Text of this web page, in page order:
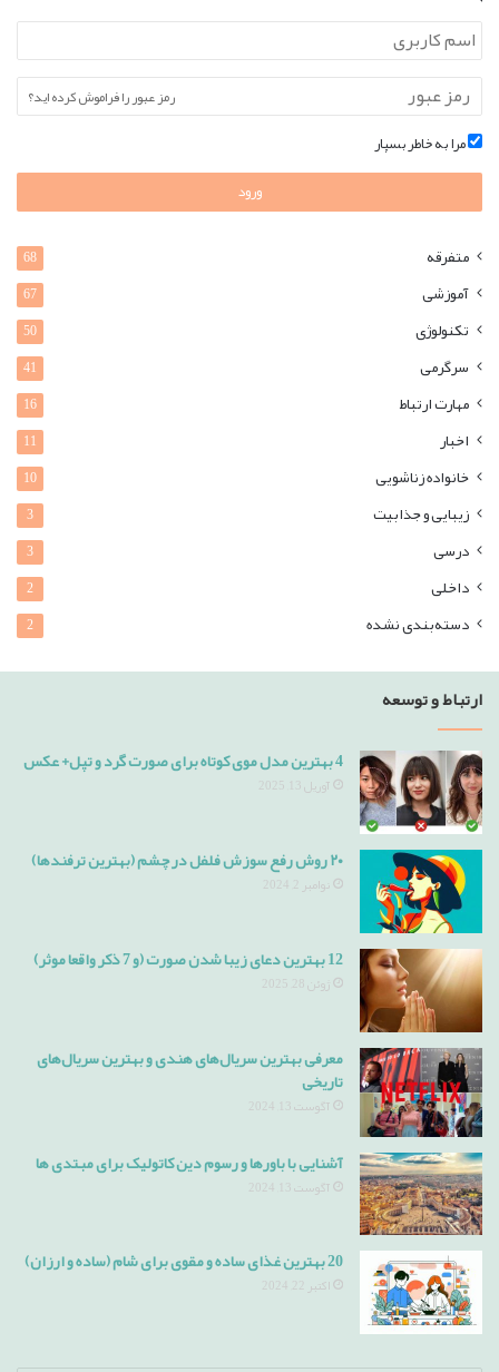
رمز عبور را فراموش کرده اید؟
مرا به خاطر بسپار
ورود
متفرقه 68
آموزشی 67
تکنولوژی 50
سرگرمی 41
مهارت ارتباط 16
اخبار 11
خانواده زناشویی 10
زیبایی و جذابیت 3
درسی 3
داخلی 2
دسته‌بندی نشده 2
ارتباط و توسعه
4 بهترین مدل موی کوتاه برای صورت گرد و تپل+ عکس
آوریل 13, 2025
۲۰ روش رفع سوزش فلفل در چشم (بهترین ترفندها)
نوامبر 2, 2024
12 بهترین دعای زیبا شدن صورت (و 7 ذکر واقعا موثر)
ژوئن 28, 2025
معرفی بهترین سریال‌های هندی و بهترین سریال‌های
تاریخی
آگوست 13, 2024
آشنایی با باورها و رسوم دین کاتولیک برای مبتدی ها
آگوست 13, 2024
20 بهترین غذای ساده و مقوی برای شام (ساده و ارزان)
اکتبر 22, 2024